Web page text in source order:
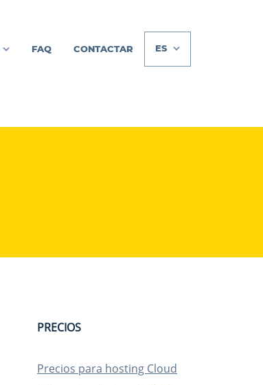
FAQ CONTACTAR ES
PRECIOS
Precios para hosting Cloud